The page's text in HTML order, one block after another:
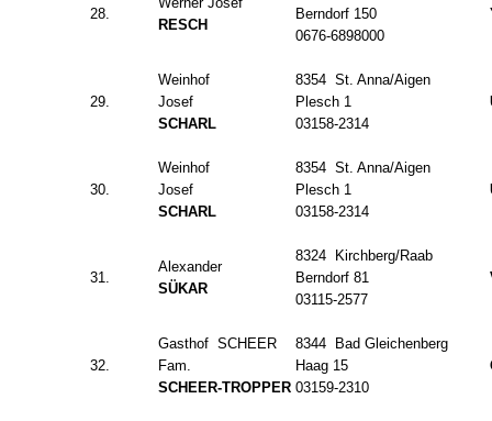
28.
RESCH
Berndorf 150
0676-6898000
29.
Weinhof
Josef
SCHARL
8354 St. Anna/Aigen
Plesch 1
03158-2314
30.
Weinhof
Josef
SCHARL
8354 St. Anna/Aigen
Plesch 1
03158-2314
31.
Alexander
SÜKAR
8324 Kirchberg/Raab
Berndorf 81
03115-2577
32.
Gasthof SCHEER
Fam.
SCHEER-TROPPER
8344 Bad Gleichenberg
Haag 15
03159-2310